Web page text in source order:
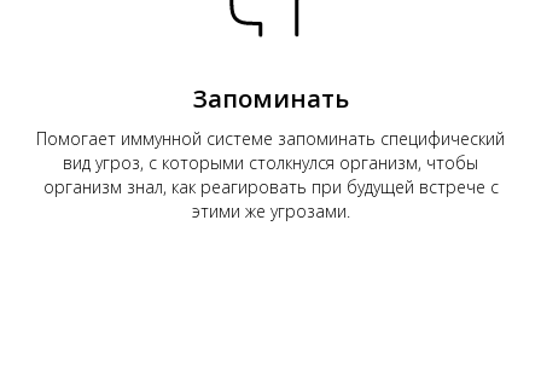
Запоминать
Помогает иммунной системе запоминать специфический
вид угроз, с которыми столкнулся организм, чтобы
организм знал, как реагировать при будущей встрече с
этими же угрозами.